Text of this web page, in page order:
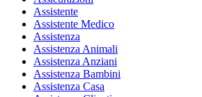
Assistente
Assistente Medico
Assistenza
Assistenza Animali
Assistenza Anziani
Assistenza Bambini
Assistenza Casa